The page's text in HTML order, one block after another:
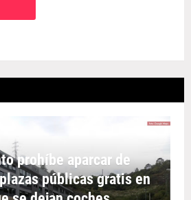
prohíbe aparcar de
públicas gratis en